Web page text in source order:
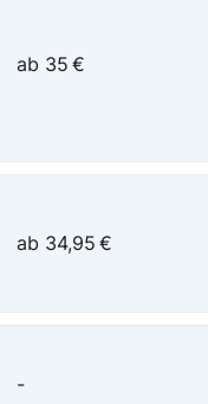
ab 35 €
ab 34,95 €
-